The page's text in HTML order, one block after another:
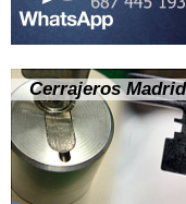
Cerrajeros